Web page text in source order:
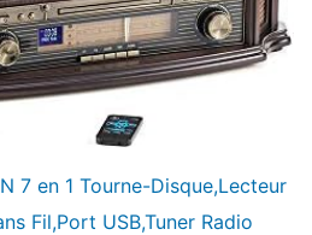
7 en 1 Tourne-Disque,Lecteur
Fil,Port USB,Tuner Radio